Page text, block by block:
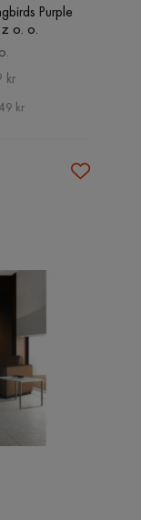
Purple
o. o.
kr
kr